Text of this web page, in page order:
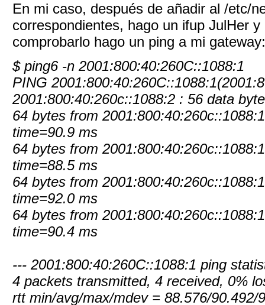
En mi caso, después de añadir al /etc/
correspondientes, hago un ifup JulHer
comprobarlo hago un ping a mi gateway:
$ ping6 -n 2001:800:40:260C::1088:1
PING
2001:800:40:260c::1088:2 : 56 data
64 bytes from
time=90.9 ms
64 bytes from
time=88.5 ms
64 bytes from
time=92.0 ms
64 bytes from
time=90.4 ms
--- 2001:800:40:260C::1088:1 ping
4 packets transmitted, 4 received, 0%
rtt min/avg/max/mdev = 88.576/90.492/